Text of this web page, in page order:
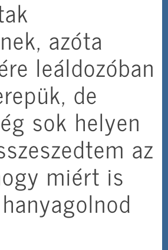
azóta
leáldozóban
de
sok helyen
az
miért is